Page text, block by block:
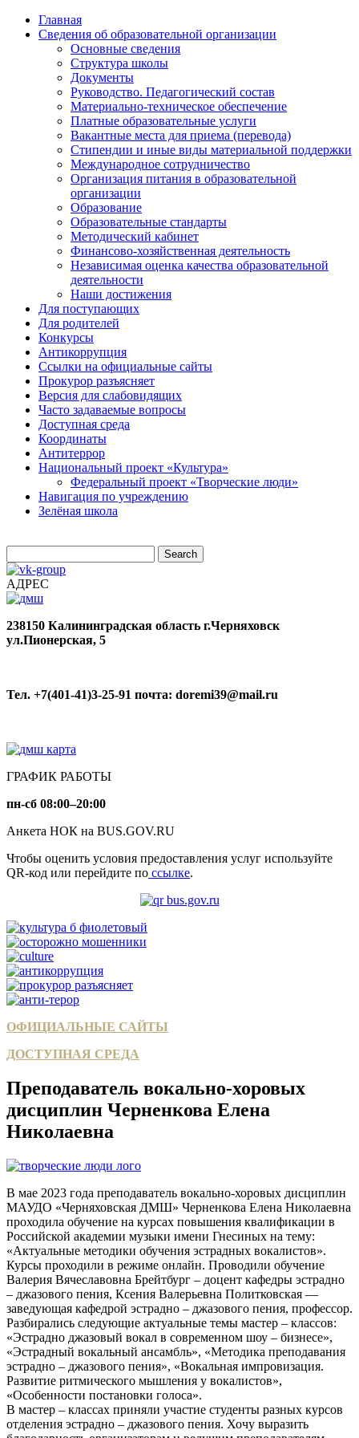
Главная
Сведения об образовательной организации
Основные сведения
Структура школы
Документы
Руководство. Педагогический состав
Материально-техническое обеспечение
Платные образовательные услуги
Вакантные места для приема (перевода)
Стипендии и иные виды материальной поддержки
Международное сотрудничество
Организация питания в образовательной
организации
Образование
Образовательные стандарты
Методический кабинет
Финансово-хозяйственная деятельность
Независимая оценка качества образовательной
деятельности
Наши достижения
Для поступающих
Для родителей
Конкурсы
Антикоррупция
Ссылки на официальные сайты
Прокурор разъясняет
Версия для слабовидящих
Часто задаваемые вопросы
Доступная среда
Координаты
Антитеррор
Национальный проект «Культура»
Федеральный проект «Творческие люди»
Навигация по учреждению
Зелёная школа
АДРЕС
238150 Калининградская область г.Черняховск
ул.Пионерская, 5
Тел. +7(401-41)3-25-91 почта: doremi39@mail.ru
ГРАФИК РАБОТЫ
пн-сб 08:00–20:00
Анкета НОК на BUS.GOV.RU
Чтобы оценить условия предоставления услуг используйте
QR-код или перейдите по ссылке.
ОФИЦИАЛЬНЫЕ САЙТЫ
ДОСТУПНАЯ СРЕДА
Преподаватель вокально-хоровых
дисциплин Черненкова Елена
Николаевна
В мае 2023 года преподаватель вокально-хоровых дисциплин
МАУДО «Черняховская ДМШ» Черненкова Елена Николаевна
проходила обучение на курсах повышения квалификации в
Российской академии музыки имени Гнесиных на тему:
«Актуальные методики обучения эстрадных вокалистов».
Курсы проходили в режиме онлайн. Проводили обучение
Валерия Вячеславовна Брейтбург – доцент кафедры эстрадно
– джазового пения, Ксения Валерьевна Политковская —
заведующая кафедрой эстрадно – джазового пения, профессор.
Разбирались следующие актуальные темы мастер – классов:
«Эстрадно джазовый вокал в современном шоу – бизнесе»,
«Эстрадный вокальный ансамбль», «Методика преподавания
эстрадно – джазового пения», «Вокальная импровизация.
Развитие ритмического мышления у вокалистов»,
«Особенности постановки голоса».
В мастер – классах приняли участие студенты разных курсов
отделения эстрадно – джазового пения. Хочу выразить